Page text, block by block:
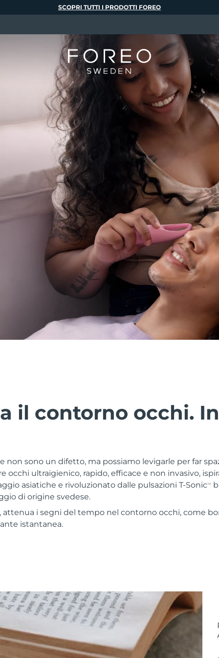
il contorno occhi. In
non sono un difetto, ma possiamo levigarle per far
occhi ultraigienico, rapido, efficace e non invasivo,
asiatiche e rivoluzionato dalle pulsazioni T-SonicTM
di origine svedese.
i segni del tempo nel contorno occhi, come
istantanea.
SCOPRI TUTTI I PRODOTTI FOREO